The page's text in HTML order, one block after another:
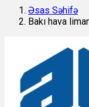
Əsas Səhifə
Bakı hava